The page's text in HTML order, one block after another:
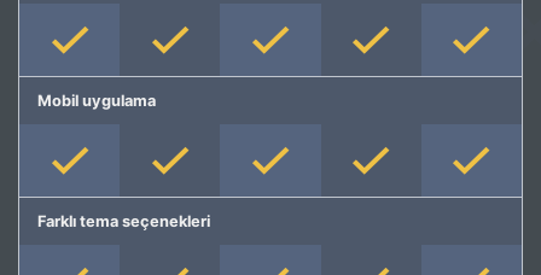
Mobil uygulama
Farklı tema seçenekleri